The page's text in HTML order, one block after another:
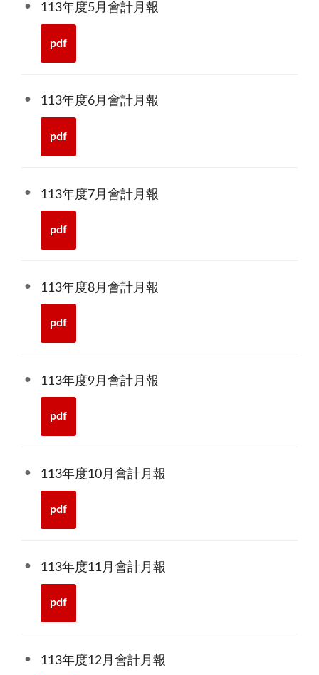
113年度5月會計月報
pdf
113年度6月會計月報
pdf
113年度7月會計月報
pdf
113年度8月會計月報
pdf
113年度9月會計月報
pdf
113年度10月會計月報
pdf
113年度11月會計月報
pdf
113年度12月會計月報